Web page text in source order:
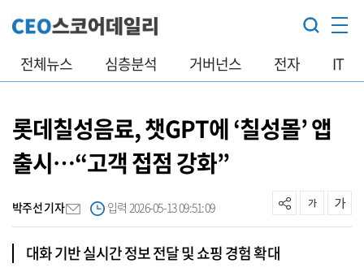
전체뉴스 심층분석 거버넌스 전자 IT
롯데칠성음료, 챗GPT에 ‘칠성몰’ 앱
출시…“고객 접점 강화”
박주선 기자 입력 2026-05-13 09:51:09
대화 기반 실시간 정보 전달 및 쇼핑 경험 확대